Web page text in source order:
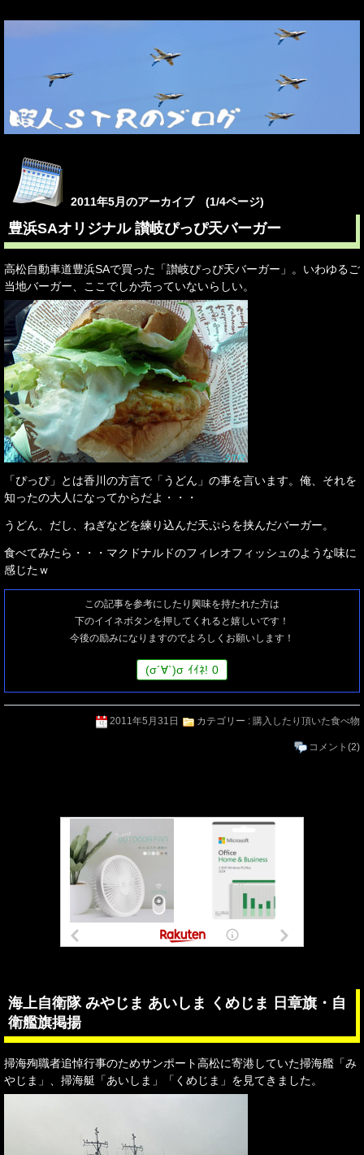
2011年5月のアーカイブ (1/4ページ)
豊浜SAオリジナル 讃岐ぴっぴ天バーガー
高松自動車道豊浜SAで買った「讃岐ぴっぴ天バーガー」。いわゆるご
当地バーガー、ここでしか売っていないらしい。
「ぴっぴ」とは香川の方言で「うどん」の事を言います。俺、それを
知ったの大人になってからだよ・・・
うどん、だし、ねぎなどを練り込んだ天ぷらを挟んだバーガー。
食べてみたら・・・マクドナルドのフィレオフィッシュのような味に
感じたｗ
この記事を参考にしたり興味を持たれた方は
下のイイネボタンを押してくれると嬉しいです！
今後の励みになりますのでよろしくお願いします！
(σ´∀`)σ ｲｲﾈ! 0
2011年5月31日 カテゴリー : 購入したり頂いた食べ物
コメント (2)
海上自衛隊 みやじま あいしま くめじま 日章旗・自
衛艦旗掲揚
掃海殉職者追悼行事のためサンポート高松に寄港していた掃海艦「み
やじま」、掃海艇「あいしま」「くめじま」を見てきました。